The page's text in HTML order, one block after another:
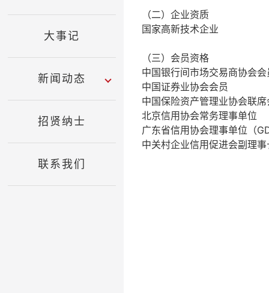
大事记
新闻动态
招贤纳士
联系我们
（二）企业资质
国家高新技术企业
（三）会员资格
中国银行间市场交易商协会
中国证券业协会会员
中国保险资产管理业协会联席
北京信用协会常务理事单位
广东省信用协会理事单位（
中关村企业信用促进会副理